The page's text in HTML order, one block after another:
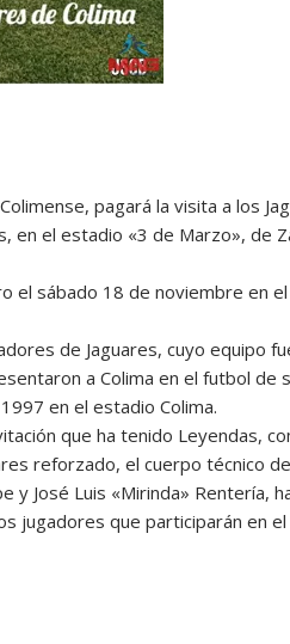
pagará la visita a los
en el estadio «3 de Marzo», de
el sábado 18 de noviembre en
de Jaguares, cuyo equipo
a Colima en el futbol de
en el estadio Colima.
que ha tenido Leyendas,
reforzado, el cuerpo técnico
y José Luis «Mirinda» Rentería,
jugadores que participarán en